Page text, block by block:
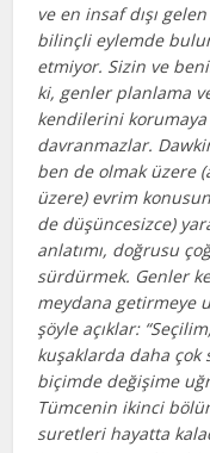
ve en insaf dışı
bilinçli eylemde
etmiyor. Sizin ve
ki, genler planlama
kendilerini
davranmazlar.
ben de olmak üzere
üzere) evrim
de düşüncesizce)
anlatımı, doğrusu
sürdürmek. Genler
meydana getirmeye
şöyle açıklar:
kuşaklarda daha çok
biçimde değişime
Tümcenin ikinci
suretleri hayatta